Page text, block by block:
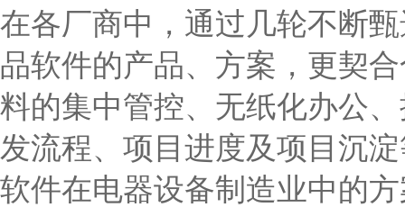
在各厂商中，通过几轮不断
品软件的产品、方案，更契
料的集中管控、无纸化办公
发流程、项目进度及项目沉
软件在电器设备制造业中的